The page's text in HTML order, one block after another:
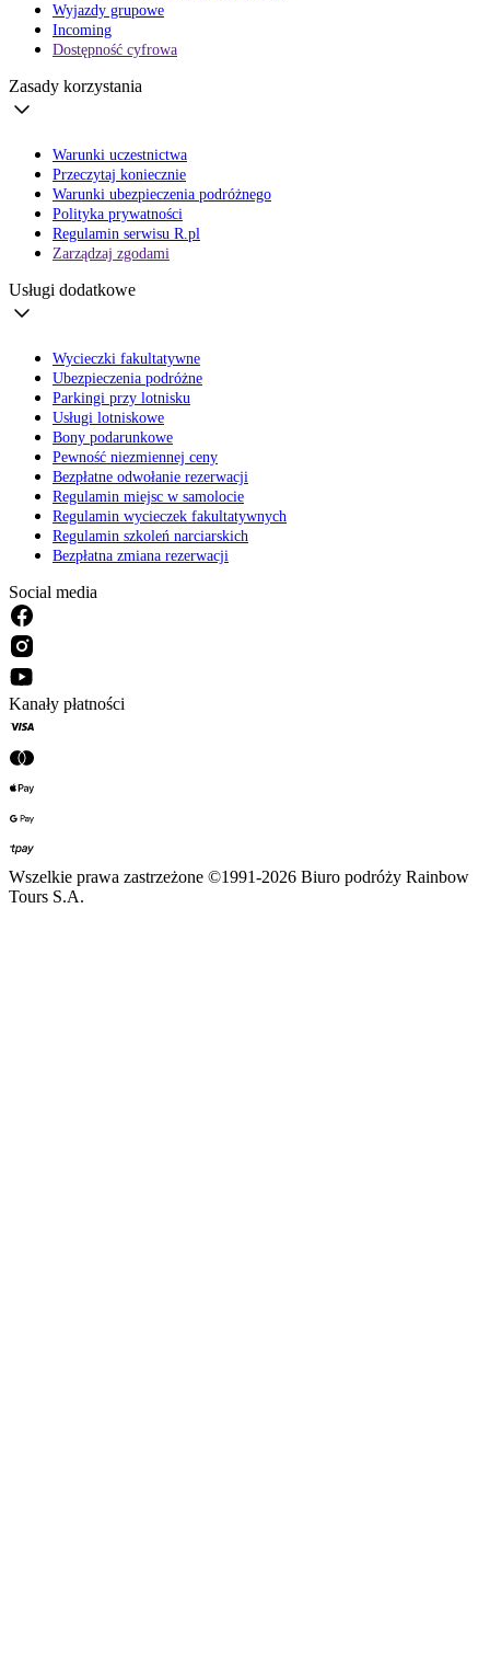
Wyjazdy grupowe
Incoming
Dostępność cyfrowa
Zasady korzystania
Warunki uczestnictwa
Przeczytaj koniecznie
Warunki ubezpieczenia podróżnego
Polityka prywatności
Regulamin serwisu R.pl
Zarządzaj zgodami
Usługi dodatkowe
Wycieczki fakultatywne
Ubezpieczenia podróżne
Parkingi przy lotnisku
Usługi lotniskowe
Bony podarunkowe
Pewność niezmiennej ceny
Bezpłatne odwołanie rezerwacji
Regulamin miejsc w samolocie
Regulamin wycieczek fakultatywnych
Regulamin szkoleń narciarskich
Bezpłatna zmiana rezerwacji
Social media
Kanały płatności
Wszelkie prawa zastrzeżone ©1991-2026 Biuro podróży Rainbow
Tours S.A.